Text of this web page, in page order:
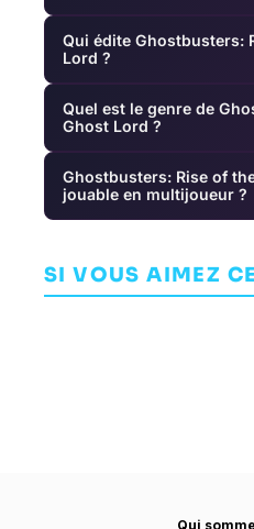
Qui édite Ghostbusters:
Lord ?
Quel est le genre de
Ghost Lord ?
Ghostbusters: Rise of
jouable en multijoueur ?
SI VOUS AIMEZ
CODEMASTERS
Qui